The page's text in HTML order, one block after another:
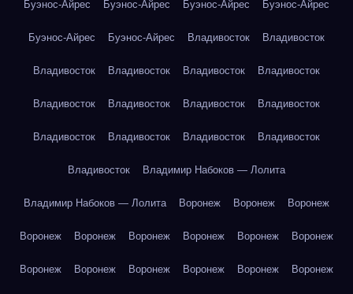
Буэнос-Айрес Буэнос-Айрес Буэнос-Айрес Буэнос-Айрес
Буэнос-Айрес Буэнос-Айрес Владивосток Владивосток
Владивосток Владивосток Владивосток Владивосток
Владивосток Владивосток Владивосток Владивосток
Владивосток Владивосток Владивосток Владивосток
Владивосток Владимир Набоков — Лолита
Владимир Набоков — Лолита Воронеж Воронеж Воронеж
Воронеж Воронеж Воронеж Воронеж Воронеж Воронеж
Воронеж Воронеж Воронеж Воронеж Воронеж Воронеж